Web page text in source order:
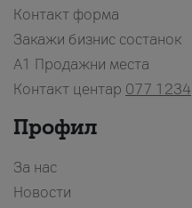
Контакт форма
Закажи бизнис состанок
A1 Продажни места
Контакт центар 077 1234
Профил
За нас
Новости